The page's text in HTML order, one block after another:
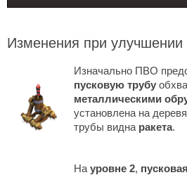
Изменения при улучшении
Изначально ПВО
пусковую трубу
металлическими
установлена на
трубы видна ракета.
На уровне 2,